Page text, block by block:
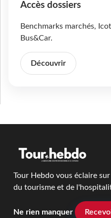
Accès dossiers
Benchmarks marchés,
Bus&Car.
Découvrir
Tour Hebdo vous éclaire
du tourisme et de
Ne rien manquer